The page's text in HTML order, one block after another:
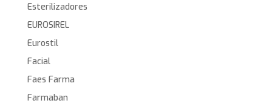
Esterilizadores
EUROSIREL
Eurostil
Facial
Faes Farma
Farmaban